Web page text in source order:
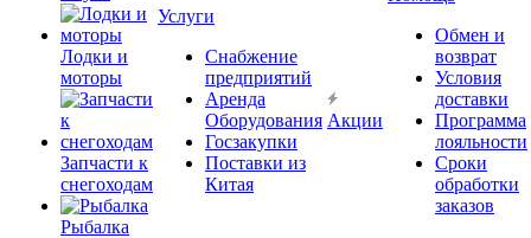
Лодки и
моторы
Запчасти к
снегоходам
Рыбалка
Услуги
Снабжение
предприятий
Аренда
Оборудования
Госзакупки
Поставки из
Китая
Акции
Обмен и
возврат
Условия
доставки
Программа
лояльности
Сроки
обработки
заказов